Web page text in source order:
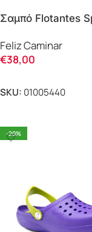
Σαμπό Flotantes
Feliz Caminar
€38,00
SKU: 01005440
-20%